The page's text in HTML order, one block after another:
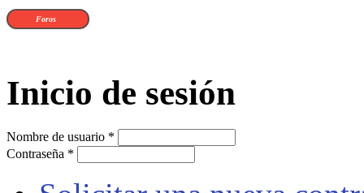
Foros
Inicio de sesión
Nombre de usuario *
Contraseña *